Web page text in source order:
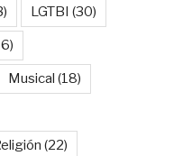
LGTBI (30)
Musical (18)
(22)